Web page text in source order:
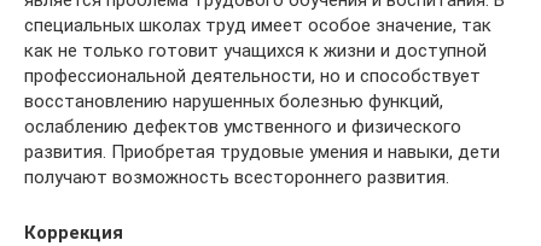
специальных школах труд имеет особое значение, так
как не только готовит учащихся к жизни и доступной
профессиональной деятельности, но и способствует
восстановлению нарушенных болезнью функций,
ослаблению дефектов умственного и физического
развития. Приобретая трудовые умения и навыки, дети
получают возможность всестороннего развития.
Коррекция